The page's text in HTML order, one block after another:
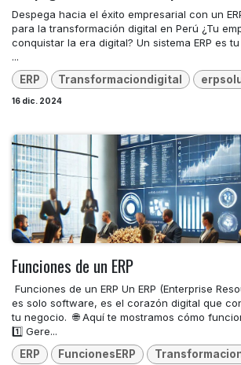
Despega hacia el éxito empresarial con un
para la transformación digital en Perú ¿Tu
conquistar la era digital? Un sistema ERP es
...
ERP
Transformaciondigital
16 dic. 2024
Funciones de un ERP
Funciones de un ERP Un ERP (Enterprise
es solo software, es el corazón digital que
tu negocio. ​ 🌐 Aquí te mostramos cómo
1️⃣ Gere...
ERP
FuncionesERP